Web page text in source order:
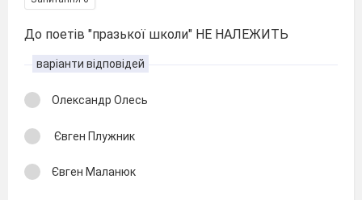
До поетів "празької школи" НЕ НАЛЕЖИТЬ
варіанти відповідей
Олександр Олесь
Євген Плужник
Євген Маланюк